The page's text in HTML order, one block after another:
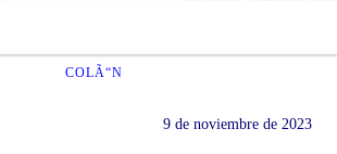
COLÃ“N
9 de noviembre de 2023